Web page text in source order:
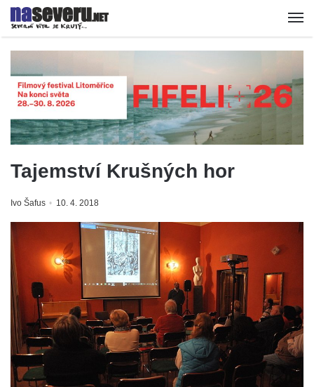
Tajemství Krušných hor
Ivo Šafus 10. 4. 2018